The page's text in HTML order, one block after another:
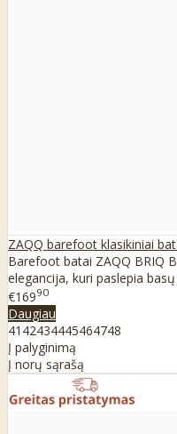
ZAQQ barefoot klasikiniai
Barefoot batai ZAQQ BRIQ
elegancija, kuri paslepia basų
€16990
Daugiau
41 42434445464748
Į palyginimą
Į norų sąrašą